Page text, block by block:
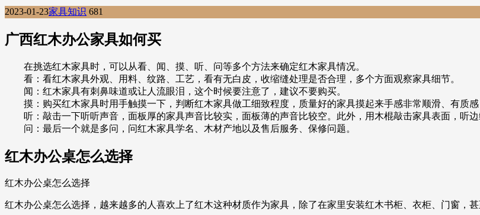
2023-01-23家具知识 681
广西红木办公家具如何买
在挑选红木家具时，可以从看、闻、摸、听、问等多个方法来确定红木家具情况。
看：看红木家具外观、用料、纹路、工艺，看有无白皮，收缩缝处理是否合理，多个方面观察家具细节。
闻：红木家具有刺鼻味道或让人流眼泪，这个时候要注意了，建议不要购买。
摸：购买红木家具时用手触摸一下，判断红木家具做工细致程度，质量好的家具摸起来手感非常顺滑、有质感
听：敲击一下听听声音，面板厚的家具声音比较实，面板薄的声音比较空。此外，用木棍敲击家具表面，听边
问：最后一个就是多问，问红木家具学名、木材产地以及售后服务、保修问题。
红木办公桌怎么选择
红木办公桌怎么选择
红木办公桌怎么选择，越来越多的人喜欢上了红木这种材质作为家具，除了在家里安装红木书柜、衣柜、门窗，